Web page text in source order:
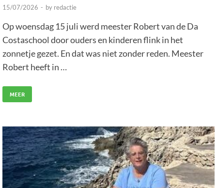
15/07/2026 - by redactie
Op woensdag 15 juli werd meester Robert van de Da
Costaschool door ouders en kinderen flink in het
zonnetje gezet. En dat was niet zonder reden. Meester
Robert heeft in …
MEER